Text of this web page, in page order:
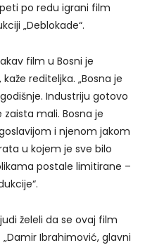
po redu igrani film
„Deblokade“.
film u Bosni je
rediteljka. „Bosna je
Industriju gotovo
mali. Bosna je
i njenom jakom
u kojem je sve bilo
postale limitirane –
želeli da se ovaj film
Ibrahimović, glavni